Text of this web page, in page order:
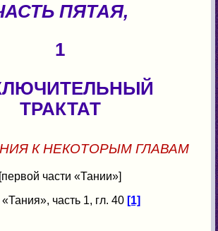
ПЯТАЯ,
1
ТРАКТАТ
К НЕКОТОРЫМ ГЛАВАМ
[первой части «Тании»]
часть 1, гл. 40 [1]